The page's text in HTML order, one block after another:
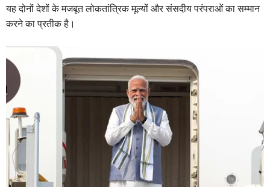
यह दोनों देशों के मजबूत लोकतांत्रिक मूल्यों और संसदीय परंपराओं का सम्मान
करने का प्रतीक है।